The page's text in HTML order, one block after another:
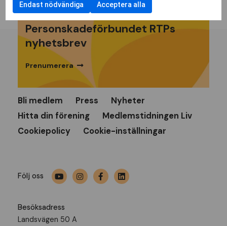
Personskadeförbundet RTPs
nyhetsbrev
Prenumerera
Bli medlem Press
Nyheter
Hitta din förening
Medlemstidningen Liv
Cookiepolicy
Cookie-inställningar
Följ oss
Besöksadress
Landsvägen 50 A
Endast nödvändiga Acceptera alla